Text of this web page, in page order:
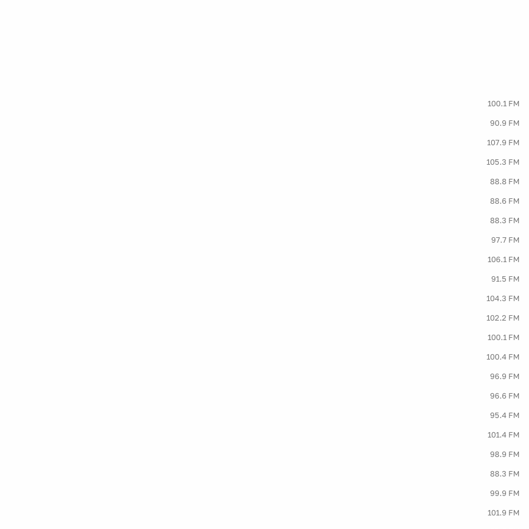
100.1 FM
90.9 FM
107.9 FM
105.3 FM
88.8 FM
88.6 FM
88.3 FM
97.7 FM
106.1 FM
91.5 FM
104.3 FM
102.2 FM
100.1 FM
100.4 FM
96.9 FM
96.6 FM
95.4 FM
101.4 FM
98.9 FM
88.3 FM
99.9 FM
101.9 FM